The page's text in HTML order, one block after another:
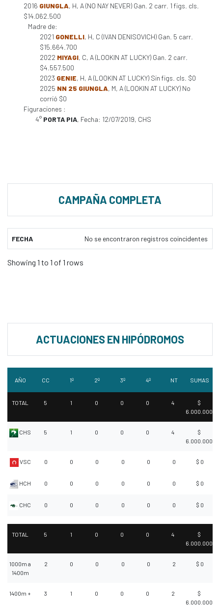
2016 GIUNGLA, H, A (NO NAY NEVER) Gan. 2 carr. 1 figs. cls.
$14.062.500
Madre de:
2021 GONELLI, H, C (IVAN DENISOVICH) Gan. 5 carr.
$15.664.700
2022 MIYAGI, C, A (LOOKIN AT LUCKY) Gan. 2 carr.
$4.557.500
2023 GENIE, H, A (LOOKIN AT LUCKY) Sin figs. cls. $0
2025 NN 25 GIUNGLA, M, A (LOOKIN AT LUCKY) No
corrió $0
Figuraciones :
4° PORTA PIA, Fecha: 12/07/2019, CHS
CAMPAÑA COMPLETA
FECHA No se encontraron registros coincidentes
Showing 1 to 1 of 1 rows
ACTUACIONES EN HIPÓDROMOS
AÑO CC 1º 2º 3º 4º NT SUMAS
TOTAL 5 1 0 0 0 4
$
6.000.000
CHS 5 1 0 0 0 4
$
6.000.000
VSC 0 0 0 0 0 0 $ 0
HCH 0 0 0 0 0 0 $ 0
CHC 0 0 0 0 0 0 $ 0
TOTAL 5 1 0 0 0 4
$
6.000.000
1000m a
1400m
2 0 0 0 0 2 $ 0
1400m + 3 1 0 0 0 2
$
6.000.000